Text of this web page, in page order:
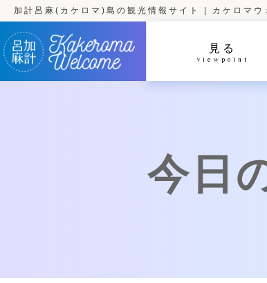
加計呂麻(カケロマ)島の観光情報サイト | カケロマウ
見る
viewpoint
今日